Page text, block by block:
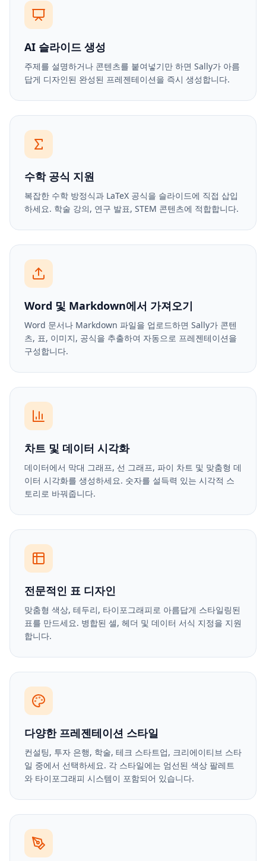
AI 슬라이드 생성
주제를 설명하거나 콘텐츠를 붙여넣기만 하면 Sally가 아름
답게 디자인된 완성된 프레젠테이션을 즉시 생성합니다.
수학 공식 지원
복잡한 수학 방정식과 LaTeX 공식을 슬라이드에 직접 삽입
하세요. 학술 강의, 연구 발표, STEM 콘텐츠에 적합합니다.
Word 및 Markdown에서 가져오기
Word 문서나 Markdown 파일을 업로드하면 Sally가 콘텐
츠, 표, 이미지, 공식을 추출하여 자동으로 프레젠테이션을
구성합니다.
차트 및 데이터 시각화
데이터에서 막대 그래프, 선 그래프, 파이 차트 및 맞춤형 데
이터 시각화를 생성하세요. 숫자를 설득력 있는 시각적 스
토리로 바꿔줍니다.
전문적인 표 디자인
맞춤형 색상, 테두리, 타이포그래피로 아름답게 스타일링된
표를 만드세요. 병합된 셀, 헤더 및 데이터 서식 지정을 지원
합니다.
다양한 프레젠테이션 스타일
컨설팅, 투자 은행, 학술, 테크 스타트업, 크리에이티브 스타
일 중에서 선택하세요. 각 스타일에는 엄선된 색상 팔레트
와 타이포그래피 시스템이 포함되어 있습니다.